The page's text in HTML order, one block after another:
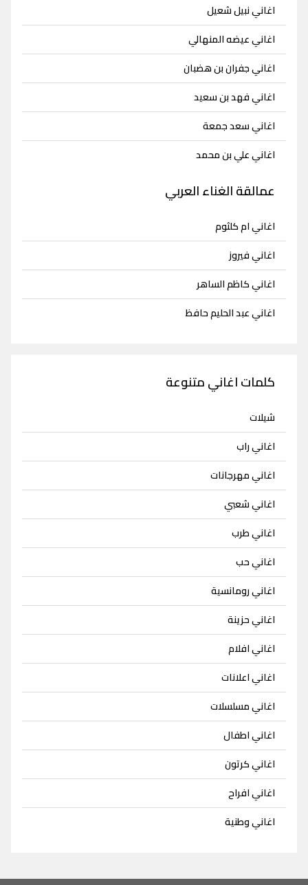
اغاني نبيل شعيل
اغاني عيضه المنهالي
اغاني جفران بن هضبان
اغاني فهد بن سعيد
اغاني سعد جمعة
اغاني علي بن محمد
عمالقة الغناء العربي
اغاني ام كلثوم
اغاني فيروز
اغاني كاظم الساهر
اغاني عبد الحليم حافظ
كلمات اغاني متنوعة
شيلات
اغاني راب
اغاني مهرجانات
اغاني شعبي
اغاني طرب
اغاني حب
اغاني رومانسية
اغاني حزينة
اغاني افلام
اغاني اعلانات
اغاني مسلسلات
اغاني اطفال
اغاني كرتون
اغاني افراح
اغاني وطنية